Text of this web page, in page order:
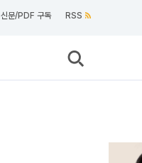
신문/PDF 구독 RSS